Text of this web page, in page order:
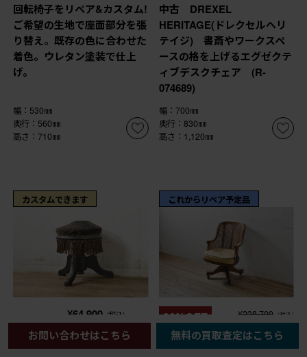
回転椅子をリペア&カスタム!
ご希望の生地で座面部分を張
り替え。既存の色に合わせた
着色。ウレタン塗装で仕上
げ。
幅：530㎜
奥行：560㎜
高さ：710㎜
中古 DREXEL
HERITAGE(ドレクセルヘリ
テイジ) 書斎やワークスペ
ースの格を上げるエグゼクテ
ィブデスクチェア (R-
074689)
幅：700㎜
奥行：830㎜
高さ：1,120㎜
カスタムできます
¥64,900 (税込)
これからリペア予定品
30%OFF ¥238,700 (税込)
¥167,090 (税込)
お問い合わせはこちら 無料の買取査定はこちら